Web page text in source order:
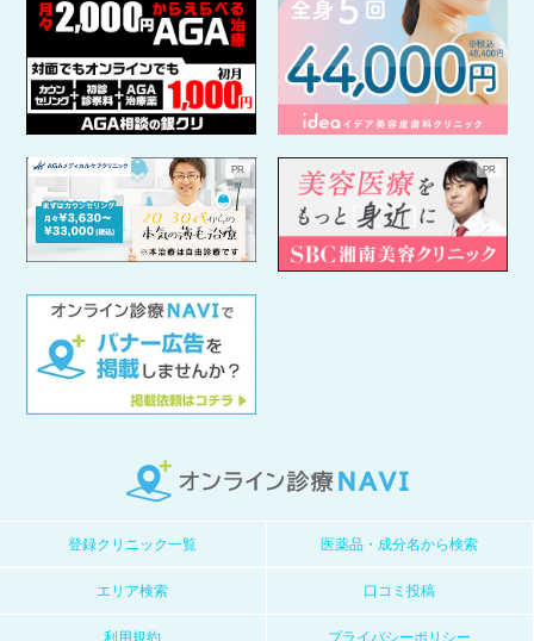
登録クリニック一覧 医薬品・成分名から検索
エリア検索 口コミ投稿